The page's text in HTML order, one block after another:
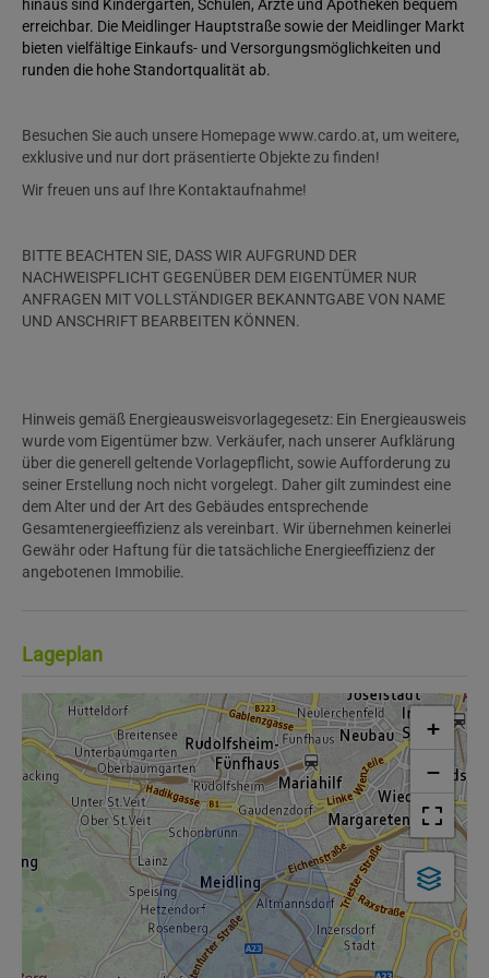
hinaus sind Kindergarten, Schulen, Ärzte und Apotheken bequem
erreichbar. Die Meidlinger Hauptstraße sowie der Meidlinger Markt
bieten vielfältige Einkaufs- und Versorgungsmöglichkeiten und
runden die hohe Standortqualität ab.
Besuchen Sie auch unsere Homepage www.cardo.at, um weitere,
exklusive und nur dort präsentierte Objekte zu finden!
Wir freuen uns auf Ihre Kontaktaufnahme!
BITTE BEACHTEN SIE, DASS WIR AUFGRUND DER
NACHWEISPFLICHT GEGENÜBER DEM EIGENTÜMER NUR
ANFRAGEN MIT VOLLSTÄNDIGER BEKANNTGABE VON NAME
UND ANSCHRIFT BEARBEITEN KÖNNEN.
Hinweis gemäß Energieausweisvorlagegesetz: Ein Energieausweis
wurde vom Eigentümer bzw. Verkäufer, nach unserer Aufklärung
über die generell geltende Vorlagepflicht, sowie Aufforderung zu
seiner Erstellung noch nicht vorgelegt. Daher gilt zumindest eine
dem Alter und der Art des Gebäudes entsprechende
Gesamtenergieeffizienz als vereinbart. Wir übernehmen keinerlei
Gewähr oder Haftung für die tatsächliche Energieeffizienz der
angebotenen Immobilie.
Lageplan
+
−